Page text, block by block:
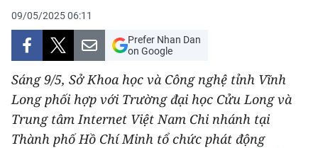
VĂN HÓA
XÃ HỘI
PHÁP LUẬT
DU LỊCH
09/05/2025 06:11
Prefer Nhan Dan
on Google
Sáng 9/5, Sở Khoa học và Công nghệ tỉnh Vĩnh
Long phối hợp với Trường đại học Cửu Long và
Trung tâm Internet Việt Nam Chi nhánh tại
Thành phố Hồ Chí Minh tổ chức phát động